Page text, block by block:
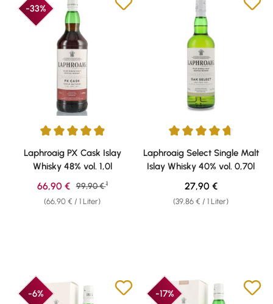
-33%
Durchschnittliche Bewertung von 4.91 von 5 Sternen
Laphroaig PX Cask Islay
Whisky 48% vol. 1,0l
(66,90 € / 1 Liter)
Verkaufspreis:
66,90 € Regulärer Preis:
99,90 € 1
Durchschnittliche Bewertung
Laphroaig Select Single Malt
Islay Whisky 40% vol. 0,70l
(39,86 € / 1 Liter)
Regulärer Preis:
27,90 €
-6% -17%